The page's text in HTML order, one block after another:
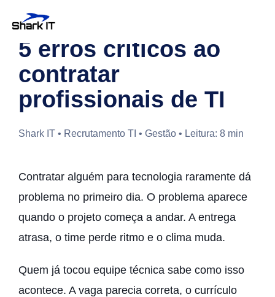
5 erros críticos ao
contratar
profissionais de TI
Shark IT • Recrutamento TI • Gestão • Leitura: 8 min
Contratar alguém para tecnologia raramente dá
problema no primeiro dia. O problema aparece
quando o projeto começa a andar. A entrega
atrasa, o time perde ritmo e o clima muda.
Quem já tocou equipe técnica sabe como isso
acontece. A vaga parecia correta, o currículo